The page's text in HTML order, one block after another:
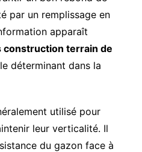
par un remplissage en
apparaît
construction terrain de
déterminant dans la
utilisé pour
leur verticalité. Il
du gazon face à